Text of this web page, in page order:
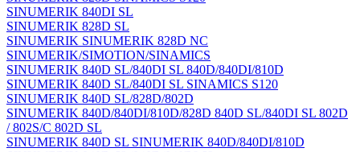
SINUMERIK 840DI SL
SINUMERIK 828D SL
SINUMERIK SINUMERIK 828D NC
SINUMERIK/SIMOTION/SINAMICS
SINUMERIK 840D SL/840DI SL 840D/840DI/810D
SINUMERIK 840D SL/840DI SL SINAMICS S120
SINUMERIK 840D SL/828D/802D
SINUMERIK 840D/840DI/810D/828D 840D SL/840DI SL 802D
/ 802S/C 802D SL
SINUMERIK 840D SL SINUMERIK 840D/840DI/810D